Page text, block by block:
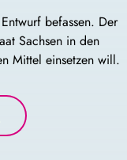
befassen. Der
Sachsen in den
Mittel einsetzen will.